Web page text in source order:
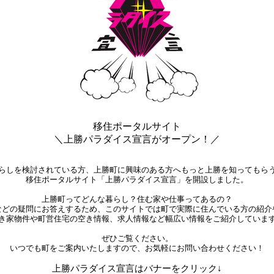
移住ポータルサイト
＼上勝パラダイス宣言がオープン！／
しを検討されている方、上勝町に興味のある方へもっと上勝を知ってもら
移住ポータルサイト「上勝パラダイス宣言」を開設しました。
上勝町ってどんな暮らし？住む家や仕事ってあるの？
どの疑問にお答えするため、このサイトでは町で実際に住んでいる方の紹介
家物件や町営住宅の空き情報、求人情報など幅広い情報をご紹介しています
ぜひご覧ください。
いつでも町をご案内いたしますので、お気軽にお問い合わせください！
上勝パラダイス宣言はバナーをクリック↓